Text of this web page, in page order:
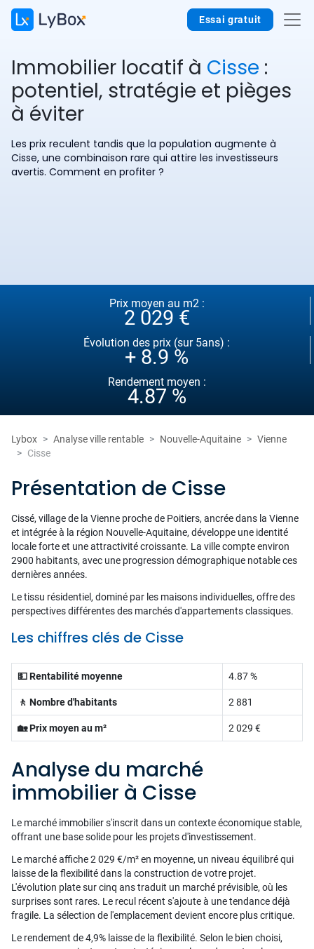
Essai gratuit
Immobilier locatif à Cisse :
potentiel, stratégie et pièges
à éviter
Les prix reculent tandis que la population augmente à
Cisse, une combinaison rare qui attire les investisseurs
avertis. Comment en profiter ?
Prix moyen au m2 :
2 029 €
Évolution des prix (sur 5ans) :
+ 8.9 %
Rendement moyen :
4.87 %
Lybox Analyse ville rentable Nouvelle-Aquitaine
Vienne
Cisse
Présentation de Cisse
Cissé, village de la Vienne proche de Poitiers, ancrée dans la Vienne
et intégrée à la région Nouvelle-Aquitaine, développe une identité
locale forte et une attractivité croissante. La ville compte environ
2900 habitants, avec une progression démographique notable ces
dernières années.
Le tissu résidentiel, dominé par les maisons individuelles, offre des
perspectives différentes des marchés d'appartements classiques.
Les chiffres clés de Cisse
💵 Rentabilité moyenne 4.87 %
🚶 Nombre d'habitants 2 881
🏡 Prix moyen au m² 2 029 €
Analyse du marché
immobilier à Cisse
Le marché immobilier s'inscrit dans un contexte économique stable,
offrant une base solide pour les projets d'investissement.
Le marché affiche 2 029 €/m² en moyenne, un niveau équilibré qui
laisse de la flexibilité dans la construction de votre projet.
L'évolution plate sur cinq ans traduit un marché prévisible, où les
surprises sont rares. Le recul récent s'ajoute à une tendance déjà
fragile. La sélection de l'emplacement devient encore plus critique.
Le rendement de 4,9% laisse de la flexibilité. Selon le bien choisi,